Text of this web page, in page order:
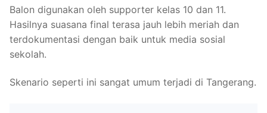
Balon digunakan oleh supporter kelas 10 dan 11.
Hasilnya suasana final terasa jauh lebih meriah dan
terdokumentasi dengan baik untuk media sosial
sekolah.
Skenario seperti ini sangat umum terjadi di Tangerang.